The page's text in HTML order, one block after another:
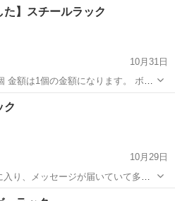
致します🙇 処分予定で置き
...
納家具
た】スチールラック
10月31日
は1個の金額になります。 ボル
体ができます。 中古品ですので
い。 こ
収納家具
ク
10月29日
り、メッセージが届いていて多忙
ッセージを送れません、ご容赦く
収納家具